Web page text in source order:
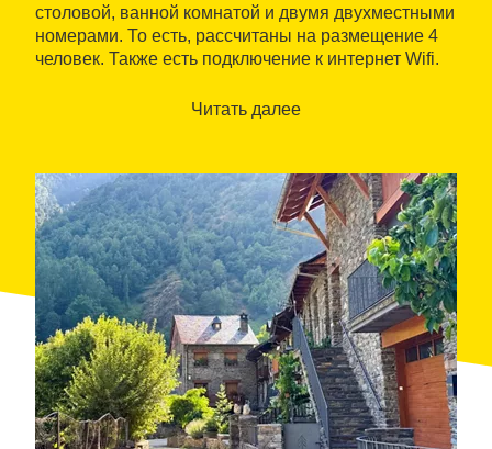
столовой, ванной комнатой и двумя двухместными
номерами. То есть, рассчитаны на размещение 4
человек. Также есть подключение к интернет Wifi.
колокольню церкви, деревню и окружающую
Читать далее